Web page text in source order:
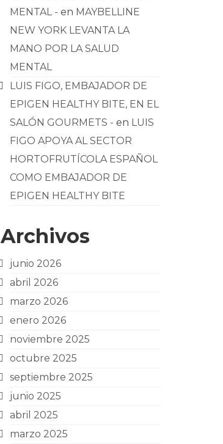
MENTAL - en MAYBELLINE
NEW YORK LEVANTA LA
MANO POR LA SALUD
MENTAL
LUIS FIGO, EMBAJADOR DE
EPIGEN HEALTHY BITE, EN EL
SALÓN GOURMETS - en LUIS
FIGO APOYA AL SECTOR
HORTOFRUTÍCOLA ESPAÑOL
COMO EMBAJADOR DE
EPIGEN HEALTHY BITE
Archivos
junio 2026
abril 2026
marzo 2026
enero 2026
noviembre 2025
octubre 2025
septiembre 2025
junio 2025
abril 2025
marzo 2025